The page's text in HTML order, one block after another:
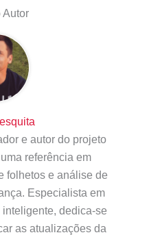
Autor
e autor do projeto
referência em
folhetos e análise de
Especialista em
dedica-se
as atualizações da